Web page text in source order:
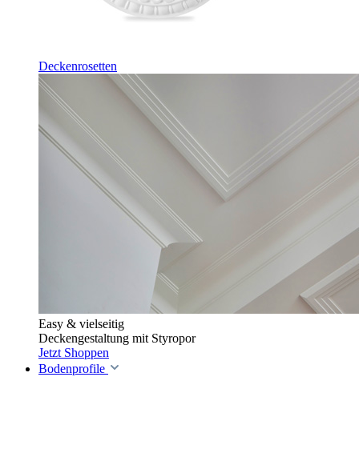
Deckenrosetten
Easy & vielseitig
Deckengestaltung mit Styropor
Jetzt Shoppen
Bodenprofile